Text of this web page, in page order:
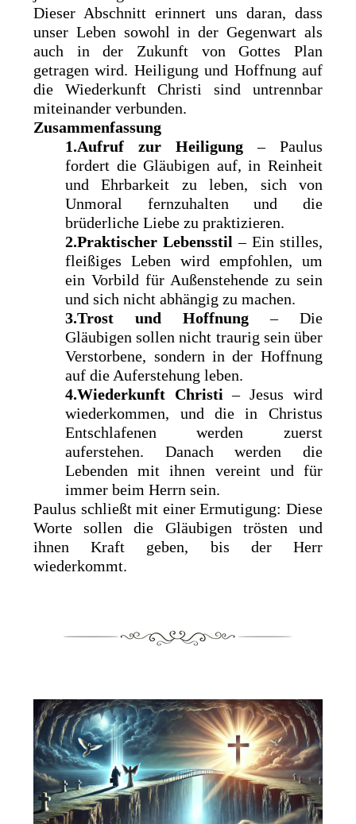
Dieser Abschnitt erinnert uns daran, dass
unser Leben sowohl in der Gegenwart als
auch in der Zukunft von Gottes Plan
getragen wird. Heiligung und Hoffnung auf
die Wiederkunft Christi sind untrennbar
miteinander verbunden.
Zusammenfassung
1.Aufruf zur Heiligung– Paulus
fordert die Gläubigen auf, in Reinheit
und Ehrbarkeit zu leben, sich von
Unmoral fernzuhalten und die
brüderliche Liebe zu praktizieren.
2.Praktischer Lebensstil – Ein stilles,
fleißiges Leben wird empfohlen, um
ein Vorbild für Außenstehende zu sein
und sich nicht abhängig zu machen.
3.Trost und Hoffnung– Die
Gläubigen sollen nicht traurig sein über
Verstorbene, sondern in der Hoffnung
auf die Auferstehung leben.
4.Wiederkunft Christi – Jesus wird
wiederkommen, und die in Christus
Entschlafenen werden zuerst
auferstehen. Danach werden die
Lebenden mit ihnen vereint und für
immer beim Herrn sein.
Paulus schließt mit einer Ermutigung: Diese
Worte sollen die Gläubigen trösten und
ihnen Kraft geben, bis der Herr
wiederkommt.